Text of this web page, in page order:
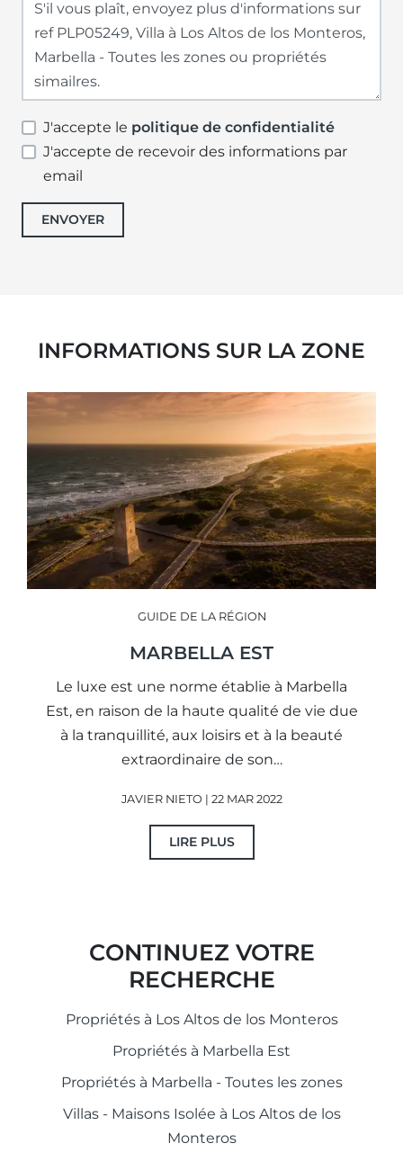
J'accepte le politique de confidentialité
J'accepte de recevoir des informations par
email
ENVOYER
INFORMATIONS SUR LA ZONE
GUIDE DE LA RÉGION
MARBELLA EST
Le luxe est une norme établie à Marbella
Est, en raison de la haute qualité de vie due
à la tranquillité, aux loisirs et à la beauté
extraordinaire de son…
JAVIER NIETO | 22 MAR 2022
LIRE PLUS
CONTINUEZ VOTRE
RECHERCHE
Propriétés à Los Altos de los Monteros
Propriétés à Marbella Est
Propriétés à Marbella - Toutes les zones
Villas - Maisons Isolée à Los Altos de los
Monteros